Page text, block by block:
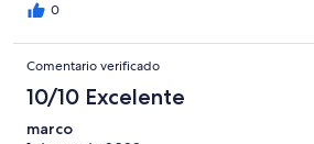
0
Comentario verificado
10/10 Excelente
marco